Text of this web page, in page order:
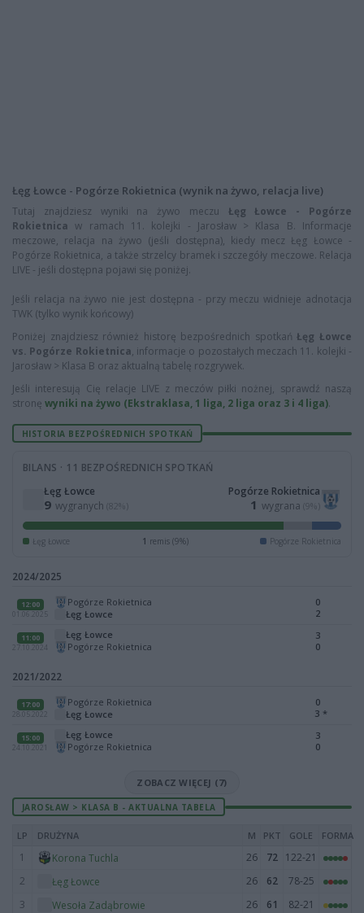
Łęg Łowce - Pogórze Rokietnica (wynik na żywo, relacja live)
Tutaj znajdziesz wyniki na żywo meczu Łęg Łowce - Pogórze
Rokietnica w ramach 11. kolejki - Jarosław > Klasa B. Informacje
meczowe, relacja na żywo (jeśli dostępna), kiedy mecz Łęg Łowce -
Pogórze Rokietnica, a także strzelcy bramek i szczegóły meczowe. Relacja
LIVE - jeśli dostępna pojawi się poniżej.
Jeśli relacja na żywo nie jest dostępna - przy meczu widnieje adnotacja
TWK (tylko wynik końcowy)
Poniżej znajdziesz również historę bezpośrednich spotkańŁęg Łowce
vs. Pogórze Rokietnica, informacje o pozostałych meczach 11. kolejki -
Jarosław > Klasa B oraz aktualną tabelę rozgrywek.
Jeśli interesują Cię relacje LIVE z meczów piłki nożnej, sprawdź naszą
stronę wyniki na żywo (Ekstraklasa, 1 liga, 2 liga oraz 3 i 4 liga).
HISTORIA BEZPOŚREDNICH SPOTKAŃ
BILANS · 11 BEZPOŚREDNICH SPOTKAŃ
Łęg Łowce
9 wygranych (82%)
Pogórze Rokietnica
1 wygrana (9%)
Łęg Łowce 1 remis (9%) Pogórze Rokietnica
2024/2025
12:00
01.06.2025
Pogórze Rokietnica
Łęg Łowce
0
2
11:00
27.10.2024
Łęg Łowce
Pogórze Rokietnica
3
0
2021/2022
17:00
28.05.2022
Pogórze Rokietnica
Łęg Łowce
0
3 *
15:00
24.10.2021
Łęg Łowce
Pogórze Rokietnica
3
0
ZOBACZ WIĘCEJ (7)
JAROSŁAW > KLASA B - AKTUALNA TABELA
LP DRUŻYNA M PKT GOLE FORMA
1 Korona Tuchla 26 72
122-21
2
Łęg Łowce 26 62
78-25
3
Wesoła Zadąbrowie 26 61
82-21